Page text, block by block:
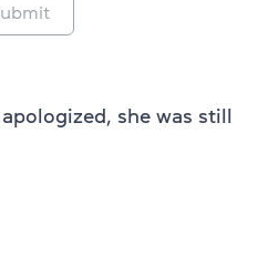
apologized, she was still